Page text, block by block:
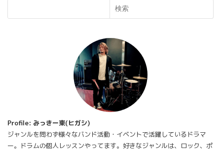
検索
Profile: みっきー東(ヒガシ)
ジャンルを問わず様々なバンド活動・イベントで活躍しているドラマ
ー。ドラムの個人レッスンやってます。好きなジャンルは、ロック、ポ